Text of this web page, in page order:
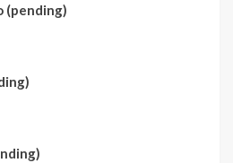
(pending)